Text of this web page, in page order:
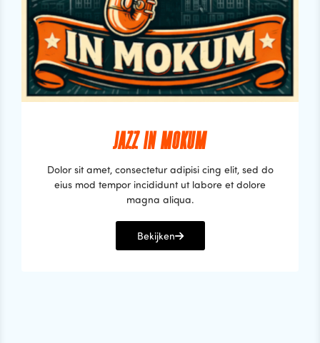
JAZZ IN MOKUM
Dolor sit amet, consectetur adipisi cing elit, sed do
eius mod tempor incididunt ut labore et dolore
magna aliqua.
Bekijken